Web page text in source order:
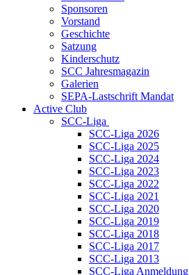
Sponsoren
Vorstand
Geschichte
Satzung
Kinderschutz
SCC Jahresmagazin
Galerien
SEPA-Lastschrift Mandat
Active Club
SCC-Liga
SCC-Liga 2026
SCC-Liga 2025
SCC-Liga 2024
SCC-Liga 2023
SCC-Liga 2022
SCC-Liga 2021
SCC-Liga 2020
SCC-Liga 2019
SCC-Liga 2018
SCC-Liga 2017
SCC-Liga 2013
SCC-Liga Anmeldung